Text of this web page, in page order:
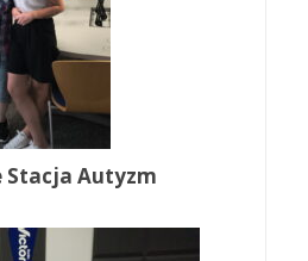
Stacja Autyzm